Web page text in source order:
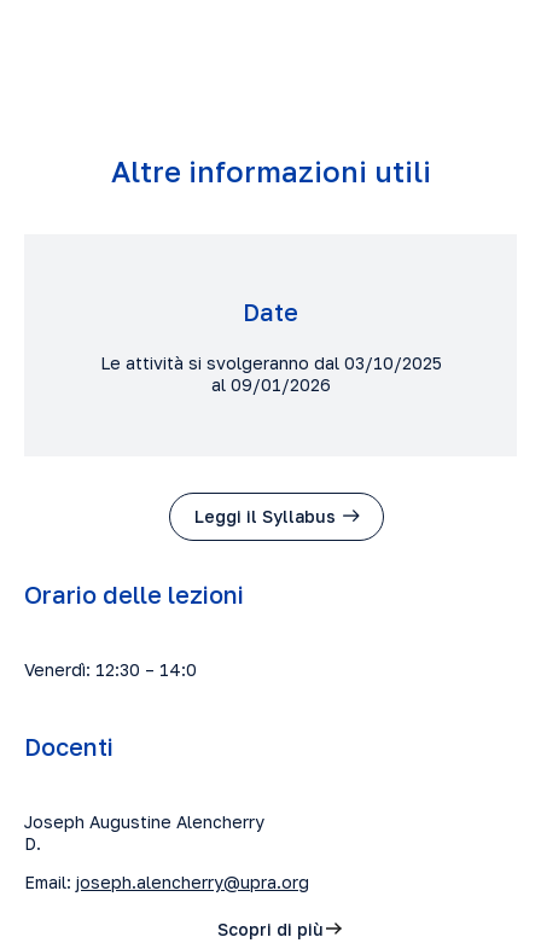
Altre informazioni utili
Date
Le attività si svolgeranno dal 03/10/2025
al 09/01/2026
Leggi il Syllabus
Orario delle lezioni
Venerdì: 12:30 – 14:0
Docenti
Joseph Augustine Alencherry
D.
Email: joseph.alencherry@upra.org
Scopri di più